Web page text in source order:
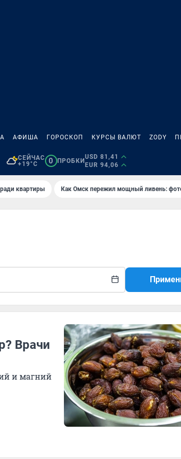
АФИША ГОРОСКОП КУРСЫ ВАЛЮТ ZODY
СЕЙЧАС
+19°C
0 ПРОБКИ
USD 81,41
EUR 94,06
квартиры Как Омск пережил мощный ливень:
Врачи
и магний